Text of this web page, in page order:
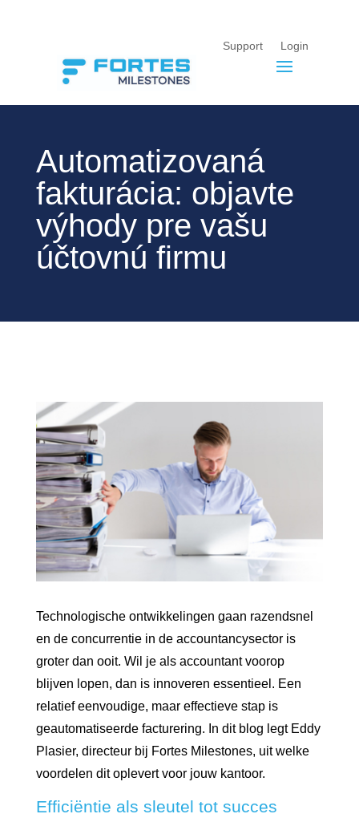
Support Login
Automatizovaná
fakturácia: objavte
výhody pre vašu
účtovnú firmu
Technologische ontwikkelingen gaan razendsnel
en de concurrentie in de accountancysector is
groter dan ooit. Wil je als accountant voorop
blijven lopen, dan is innoveren essentieel. Een
relatief eenvoudige, maar effectieve stap is
geautomatiseerde facturering. In dit blog legt Eddy
Plasier, directeur bij Fortes Milestones, uit welke
voordelen dit oplevert voor jouw kantoor.
Efficiëntie als sleutel tot succes